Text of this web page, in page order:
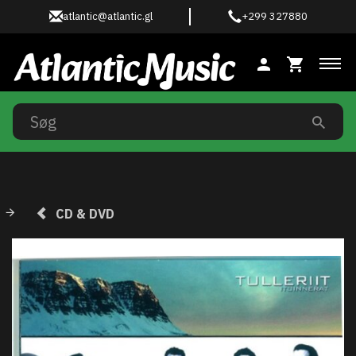
atlantic@atlantic.gl +299 327880
CD & DVD